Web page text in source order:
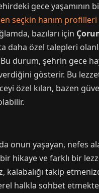
gece yaşamının
seçkin hanım profilleri
bazıları için
daha özel talepleri
durum, şehrin gece
gösterir. Bu
özel kılan, bazen
onun yaşayan, nefes
hikaye ve farklı bir
takip
halkla sohbet